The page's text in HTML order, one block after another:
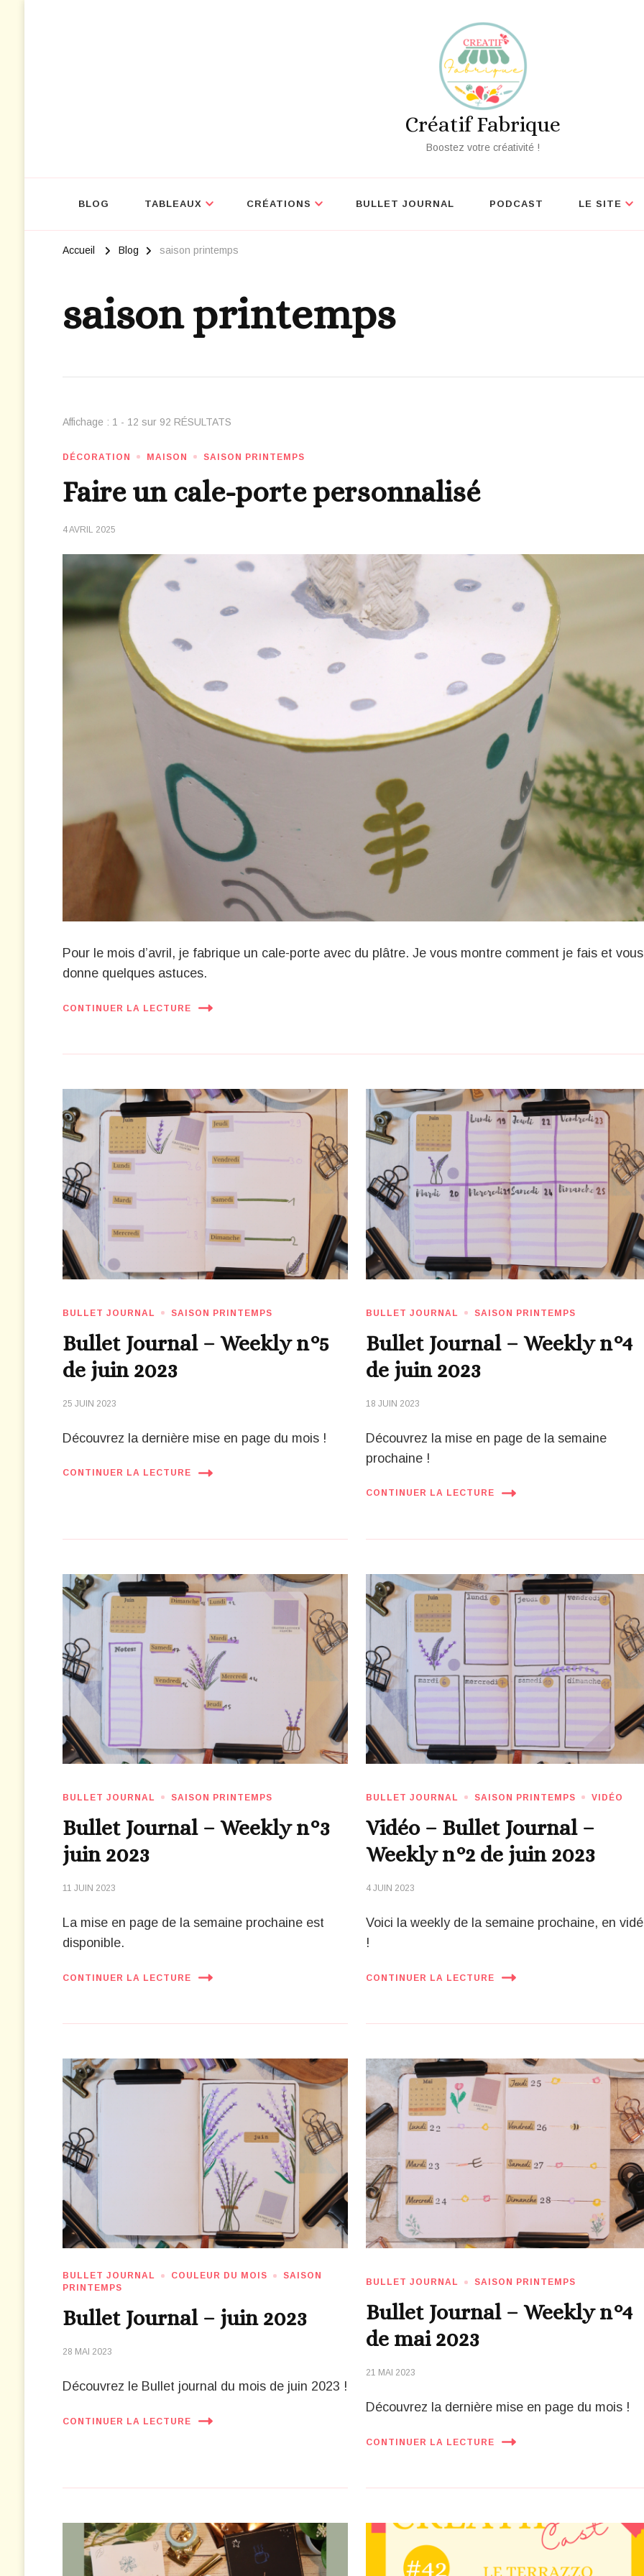
Créatif Fabrique
Boostez votre créativité !
BLOG TABLEAUX CRÉATIONS BULLET JOURNAL PODCAST LE SITE
Accueil Blog saison printemps
saison printemps
Affichage : 1 - 12 sur 92 RÉSULTATS
DÉCORATION MAISON SAISON PRINTEMPS
Faire un cale-porte personnalisé
4 AVRIL 2025
Pour le mois d’avril, je fabrique un cale-porte avec du plâtre. Je vous montre comment je fais et vous
donne quelques astuces.
CONTINUER LA LECTURE
BULLET JOURNAL SAISON PRINTEMPS
Bullet Journal – Weekly n°5
de juin 2023
25 JUIN 2023
Découvrez la dernière mise en page du mois !
CONTINUER LA LECTURE
BULLET JOURNAL SAISON PRINTEMPS
Bullet Journal – Weekly n°4
de juin 2023
18 JUIN 2023
Découvrez la mise en page de la semaine
prochaine !
CONTINUER LA LECTURE
BULLET JOURNAL SAISON PRINTEMPS
Bullet Journal – Weekly n°3
juin 2023
11 JUIN 2023
La mise en page de la semaine prochaine est
disponible.
CONTINUER LA LECTURE
BULLET JOURNAL SAISON PRINTEMPS VIDÉO
Vidéo – Bullet Journal –
Weekly n°2 de juin 2023
4 JUIN 2023
Voici la weekly de la semaine prochaine, en
!
CONTINUER LA LECTURE
BULLET JOURNAL COULEUR DU MOIS
SAISON
PRINTEMPS
Bullet Journal – juin 2023
28 MAI 2023
Découvrez le Bullet journal du mois de juin 2023 !
CONTINUER LA LECTURE
BULLET JOURNAL SAISON PRINTEMPS
Bullet Journal – Weekly n°4
de mai 2023
21 MAI 2023
Découvrez la dernière mise en page du mois !
CONTINUER LA LECTURE
NOUVEAU : Découvrez nos outils créatifs gratuits